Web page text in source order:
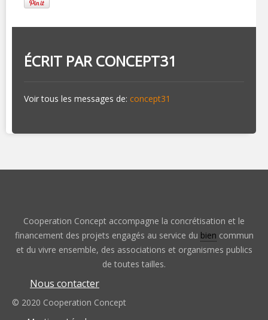
ÉCRIT PARCONCEPT31
Voir tous les messages de: concept31
Cooperation Concept accompagne la concrétisation et le
financement des projets engagés au service du bien commun
et du vivre ensemble, des associations et organismes publics
de toutes tailles.
Nous contacter
© 2020 Cooperation Concept